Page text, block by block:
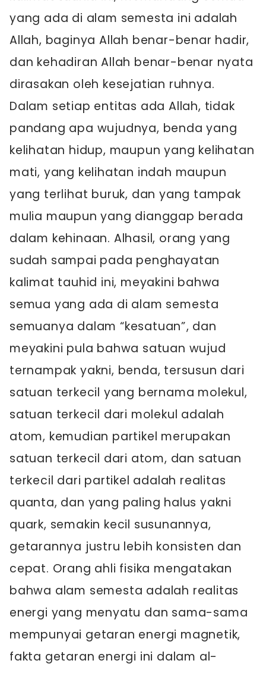
yang ada di alam semesta ini adalah
Allah, baginya Allah benar-benar hadir,
dan kehadiran Allah benar-benar nyata
dirasakan oleh kesejatian ruhnya.
Dalam setiap entitas ada Allah, tidak
pandang apa wujudnya, benda yang
kelihatan hidup, maupun yang kelihatan
mati, yang kelihatan indah maupun
yang terlihat buruk, dan yang tampak
mulia maupun yang dianggap berada
dalam kehinaan. Alhasil, orang yang
sudah sampai pada penghayatan
kalimat tauhid ini, meyakini bahwa
semua yang ada di alam semesta
semuanya dalam “kesatuan”, dan
meyakini pula bahwa satuan wujud
ternampak yakni, benda, tersusun dari
satuan terkecil yang bernama molekul,
satuan terkecil dari molekul adalah
atom, kemudian partikel merupakan
satuan terkecil dari atom, dan satuan
terkecil dari partikel adalah realitas
quanta, dan yang paling halus yakni
quark, semakin kecil susunannya,
getarannya justru lebih konsisten dan
cepat. Orang ahli fisika mengatakan
bahwa alam semesta adalah realitas
energi yang menyatu dan sama-sama
mempunyai getaran energi magnetik,
fakta getaran energi ini dalam al-